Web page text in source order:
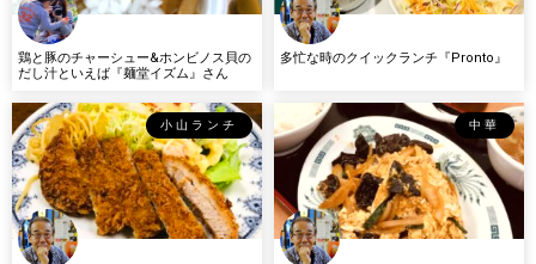
鶏と豚のチャーシュー&ホンビノス貝の
だし汁といえば『麺堂イズム』さん
多忙な時のクイックランチ『Pronto』
小山ランチ 中華